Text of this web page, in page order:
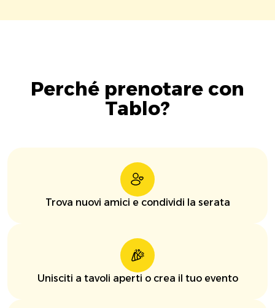
Perché prenotare con
Tablo?
Trova nuovi amici e condividi la serata
Unisciti a tavoli aperti o crea il tuo evento